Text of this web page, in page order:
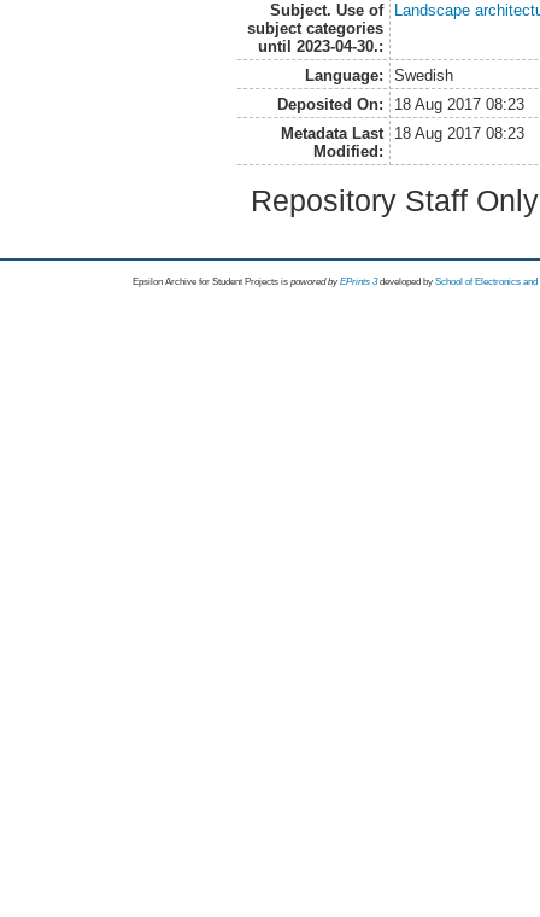
Subject. Use of
subject categories
until 2023-04-30.:
Landscape
Language:
Swedish
Deposited On:
18 Aug 2017 08:23
Metadata Last
Modified:
18 Aug 2017 08:23
Repository Staff
Epsilon Archive for Student Projects is powored byEPrints 3 developed by School of Electronics